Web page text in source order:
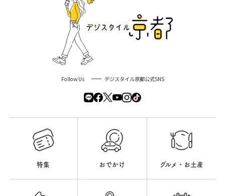
Follow Us デジスタイル京都公式SNS
特集 おでかけ グルメ・お土産